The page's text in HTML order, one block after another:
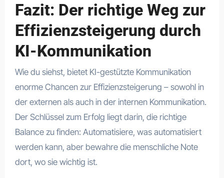
Fazit: Der richtige Weg zur
Effizienzsteigerung durch
KI-Kommunikation
Wie du siehst, bietet KI-gestützte Kommunikation
enorme Chancen zur Effizienzsteigerung – sowohl in
der externen als auch in der internen Kommunikation.
Der Schlüssel zum Erfolg liegt darin, die richtige
Balance zu finden: Automatisiere, was automatisiert
werden kann, aber bewahre die menschliche Note
dort, wo sie wichtig ist.